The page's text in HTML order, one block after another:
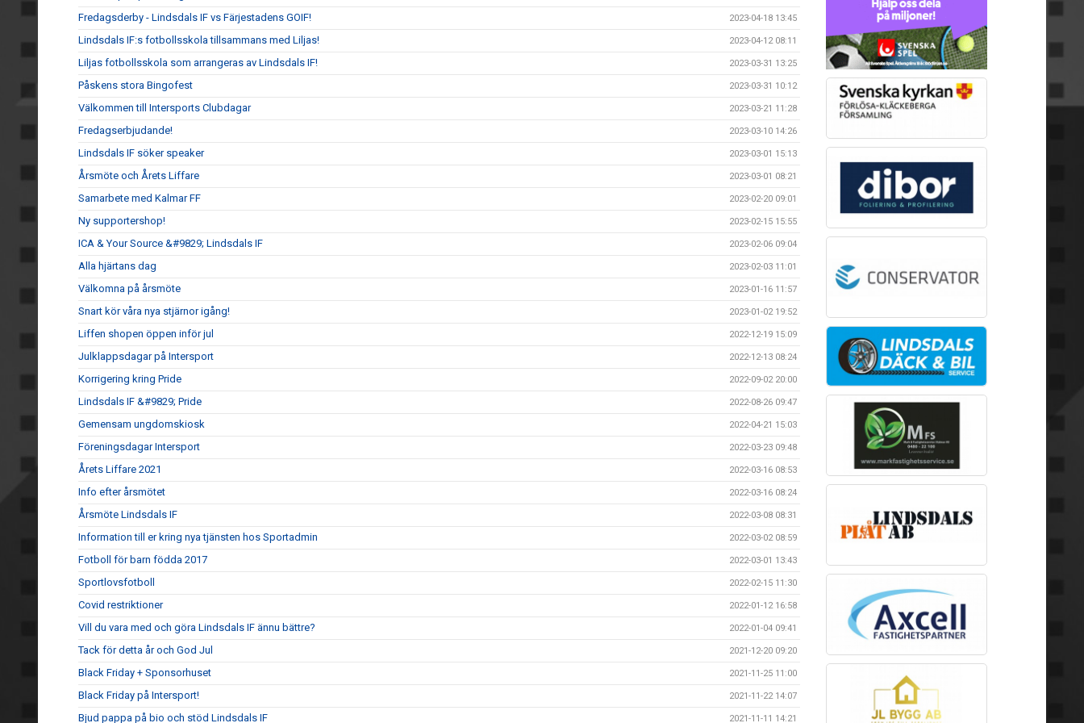
Fredagsderby - Lindsdals IF vs Färjestadens GOIF! 2023-04-18 13:45
Lindsdals IF:s fotbollsskola tillsammans med Liljas! 2023-04-12 08:11
Liljas fotbollsskola som arrangeras av Lindsdals IF! 2023-03-31 13:25
Påskens stora Bingofest 2023-03-31 10:12
Välkommen till Intersports Clubdagar 2023-03-21 11:28
Fredagserbjudande! 2023-03-10 14:26
Lindsdals IF söker speaker 2023-03-01 15:13
Årsmöte och Årets Liffare 2023-03-01 08:21
Samarbete med Kalmar FF 2023-02-20 09:01
Ny supportershop! 2023-02-15 15:55
ICA & Your Source &#9829; Lindsdals IF 2023-02-06 09:04
Alla hjärtans dag 2023-02-03 11:01
Välkomna på årsmöte 2023-01-16 11:57
Snart kör våra nya stjärnor igång! 2023-01-02 19:52
Liffen shopen öppen inför jul 2022-12-19 15:09
Julklappsdagar på Intersport 2022-12-13 08:24
Korrigering kring Pride 2022-09-02 20:00
Lindsdals IF &#9829; Pride 2022-08-26 09:47
Gemensam ungdomskiosk 2022-04-21 15:03
Föreningsdagar Intersport 2022-03-23 09:48
Årets Liffare 2021 2022-03-16 08:53
Info efter årsmötet 2022-03-16 08:24
Årsmöte Lindsdals IF 2022-03-08 08:31
Information till er kring nya tjänsten hos Sportadmin 2022-03-02 08:59
Fotboll för barn födda 2017 2022-03-01 13:43
Sportlovsfotboll 2022-02-15 11:30
Covid restriktioner 2022-01-12 16:58
Vill du vara med och göra Lindsdals IF ännu bättre? 2022-01-04 09:41
Tack för detta år och God Jul 2021-12-20 09:20
Black Friday + Sponsorhuset 2021-11-25 11:00
Black Friday på Intersport! 2021-11-22 14:07
Bjud pappa på bio och stöd Lindsdals IF 2021-11-11 14:21